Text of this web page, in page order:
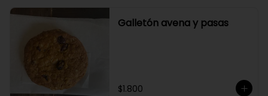
Galletón avena y pasas
$1.800